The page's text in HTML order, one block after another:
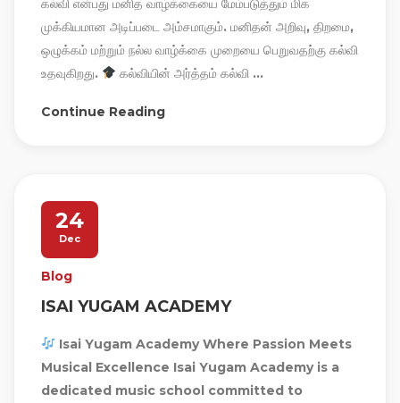
கல்வி என்பது மனித வாழ்க்கையை மேம்படுத்தும் மிக
முக்கியமான அடிப்படை அம்சமாகும். மனிதன் அறிவு, திறமை,
ஒழுக்கம் மற்றும் நல்ல வாழ்க்கை முறையை பெறுவதற்கு கல்வி
உதவுகிறது.
கல்வியின் அர்த்தம் கல்வி ...
Continue Reading
24
Dec
Blog
ISAI YUGAM ACADEMY
Isai Yugam Academy Where Passion Meets
Musical Excellence Isai Yugam Academy is a
dedicated music school committed to